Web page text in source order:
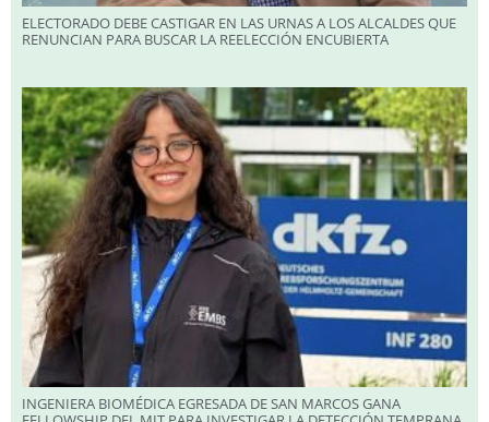
ELECTORADO DEBE CASTIGAR EN LAS URNAS A LOS ALCALDES QUE
RENUNCIAN PARA BUSCAR LA REELECCIÓN ENCUBIERTA
INGENIERA BIOMÉDICA EGRESADA DE SAN MARCOS GANA